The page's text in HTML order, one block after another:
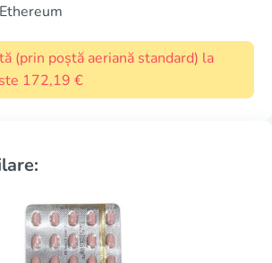
Ethereum
(prin poștă aeriană standard) la
172,19 €